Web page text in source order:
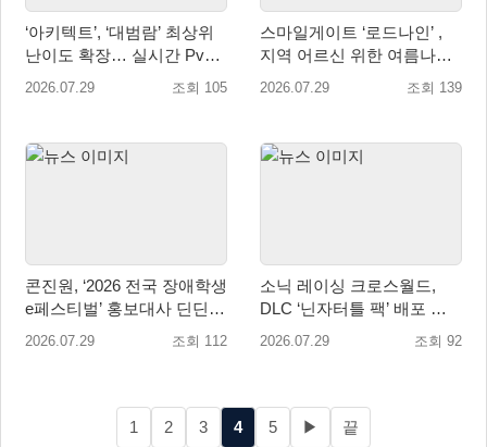
‘아키텍트’, ‘대범람’ 최상위
난이도 확장… 실시간 PvP
콘텐츠 ‘격전’ 오픈 예고
2026.07.29 조회 105
스마일게이트 ‘로드나인’ ,
지역 어르신 위한 여름나기
지원 및 기부 캠페인 진행
2026.07.29 조회 139
콘진원, ‘2026 전국 장애학생
e페스티벌’ 홍보대사 딘딘
위촉
2026.07.29 조회 112
소닉 레이싱 크로스월드,
DLC ‘닌자터틀 팩’ 배포 … 4
형제 레이서 참전
2026.07.29 조회 92
1 2 3 4 5 ▶ 끝